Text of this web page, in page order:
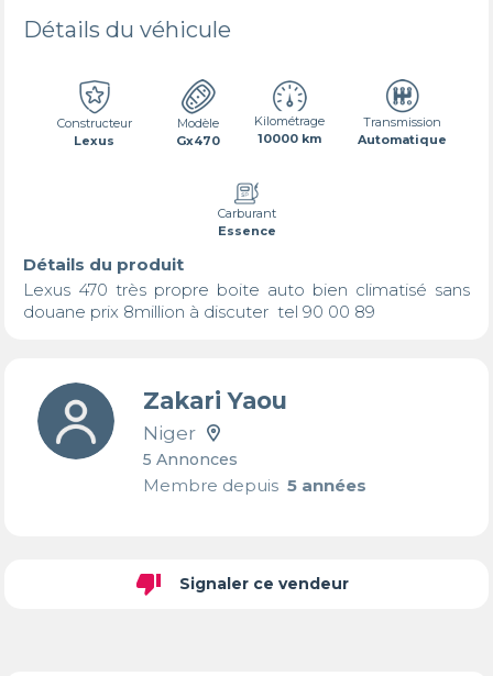
Détails du véhicule
Constructeur
Lexus
Modèle
Gx470
Kilométrage
10000 km
Transmission
Automatique
Carburant
Essence
Détails du produit
Lexus 470 très propre boite auto bien climatisé sans
douane prix 8million à discuter  tel 90 00 89
Zakari Yaou
Niger
5 Annonces
Membre depuis5 années
thumb_down Signaler ce vendeur